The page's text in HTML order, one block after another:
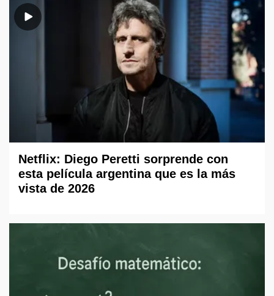
Netflix: Diego Peretti sorprende con
esta película argentina que es la más
vista de 2026